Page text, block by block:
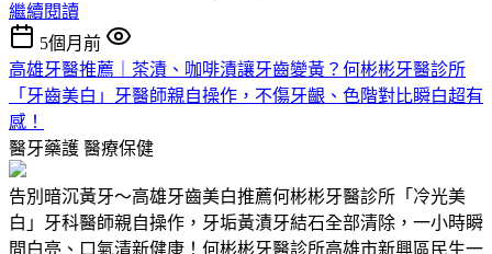
繼續閱讀
5個月前
高雄牙醫推薦｜茶漬、咖啡漬讓牙齒變黃？何彬彬牙醫診所
「牙齒美白」牙醫師親自操作，不傷牙齦、色階對比瞬白超有
感！
醫牙藥護 醫療保健
告別暗沉黃牙～高雄牙齒美白推薦何彬彬牙醫診所「冷光美
白」牙科醫師親自操作，牙垢黃漬牙結石全部清除，一小時瞬
間白亮、口氣清新健康！何彬彬牙醫診所高雄市新興區民生一